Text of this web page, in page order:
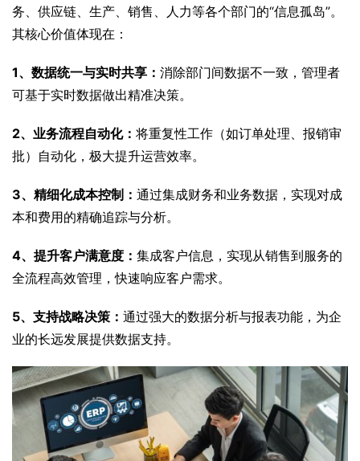
务、供应链、生产、销售、人力等各个部门的“信息孤岛”。
其核心价值体现在：
1、数据统一与实时共享： 消除部门间数据不一致，管理者
可基于实时数据做出精准决策。
2、业务流程自动化： 将重复性工作（如订单处理、报销审
批）自动化，极大提升运营效率。
3、精细化成本控制： 通过集成财务和业务数据，实现对成
本和费用的精确追踪与分析。
4、提升客户满意度： 集成客户信息，实现从销售到服务的
全流程高效管理，快速响应客户需求。
5、支持战略决策： 通过强大的数据分析与报表功能，为企
业的长远发展提供数据支持。